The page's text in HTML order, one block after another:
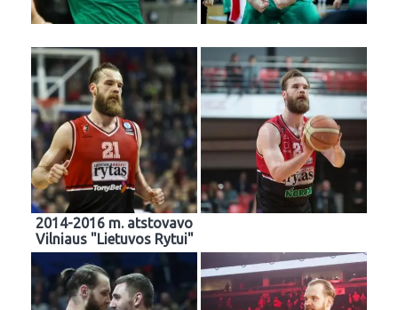
2014-2016 m. atstovavo
Vilniaus "Lietuvos Rytui"